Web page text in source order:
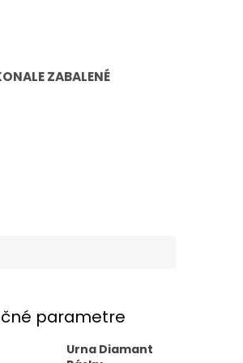
ZABALENÉ
parametre
Urna Diamant